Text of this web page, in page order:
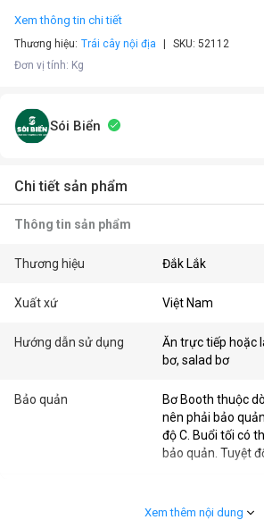
Xem thông tin chi tiết
Thương hiệu: Trái cây nội địa SKU: 52112
Đơn vị tính: Kg
Sói Biển
Chi tiết sản phẩm
Thông tin sản phẩm
Thương hiệu Đắk Lắk
Xuất xứ Việt Nam
Hướng dẫn sử dụng
Ăn trực tiếp hoặc
bơ, salad bơ
Bảo quản
Bơ Booth thuộc
nên phải bảo
độ C. Buổi tối có
bảo quản. Tuyệt
Xem thêm nội dung